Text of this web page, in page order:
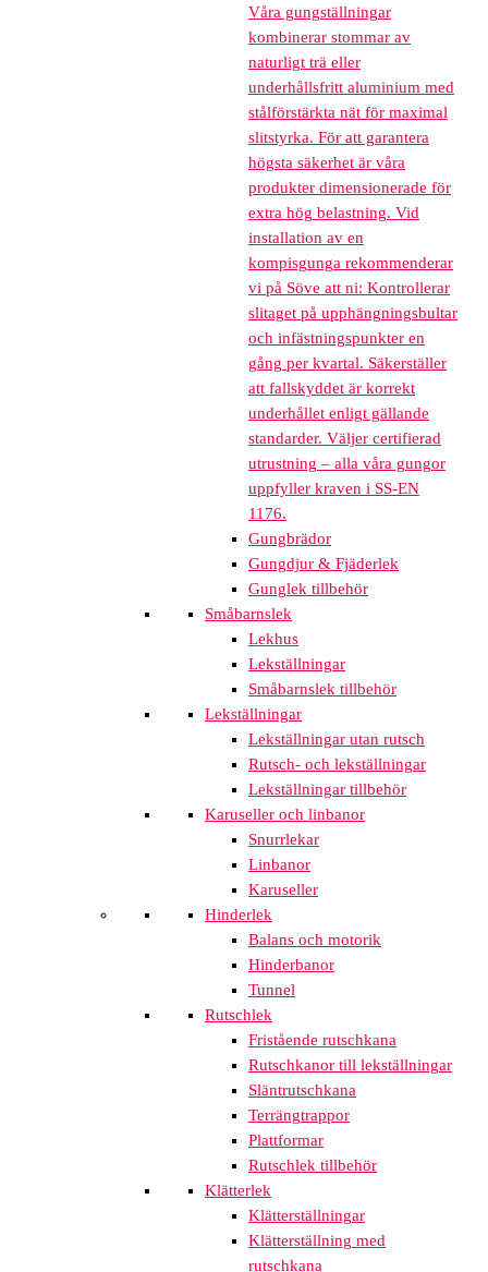
Våra gungställningar
kombinerar stommar av
naturligt trä eller
underhållsfritt aluminium med
stålförstärkta nät för maximal
slitstyrka. För att garantera
högsta säkerhet är våra
produkter dimensionerade för
extra hög belastning. Vid
installation av en
kompisgunga rekommenderar
vi på Söve att ni: Kontrollerar
slitaget på upphängningsbultar
och infästningspunkter en
gång per kvartal. Säkerställer
att fallskyddet är korrekt
underhållet enligt gällande
standarder. Väljer certifierad
utrustning – alla våra gungor
uppfyller kraven i SS-EN
1176.
Gungbrädor
Gungdjur & Fjäderlek
Gunglek tillbehör
Småbarnslek
Lekhus
Lekställningar
Småbarnslek tillbehör
Lekställningar
Lekställningar utan rutsch
Rutsch- och lekställningar
Lekställningar tillbehör
Karuseller och linbanor
Snurrlekar
Linbanor
Karuseller
Hinderlek
Balans och motorik
Hinderbanor
Tunnel
Rutschlek
Fristående rutschkana
Rutschkanor till lekställningar
Släntrutschkana
Terrängtrappor
Plattformar
Rutschlek tillbehör
Klätterlek
Klätterställningar
Klätterställning med
rutschkana